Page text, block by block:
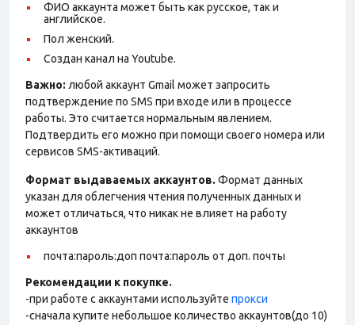
ФИО аккаунта может быть как русское, так и
английское.
Пол женский.
Создан канал на Youtube.
Важно: любой аккаунт Gmail может запросить
подтверждение по SMS при входе или в процессе
работы. Это считается нормальным явлением.
Подтвердить его можно при помощи своего номера или
сервисов SMS-активаций.
Формат выдаваемых аккаунтов. Формат данных
указан для облегчения чтения полученных данных и
может отличаться, что никак не влияет на работу
аккаунтов
почта:пароль:доп почта:пароль от доп. почты
Рекомендации к покупке.
-при работе с аккаунтами используйте прокси
-сначала купите небольшое количество аккаунтов(до 10)